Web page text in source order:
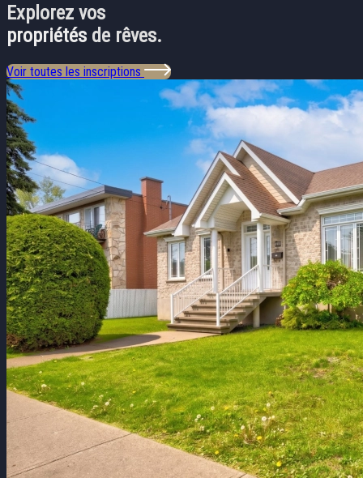
Explorez vos
propriétés de rêves.
Voir toutes les inscriptions